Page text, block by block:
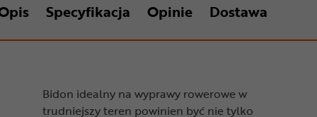
Specyfikacja Opinie Dostawa
Bidon idealny na wyprawy rowerowe w
trudniejszy teren powinien być nie tylko